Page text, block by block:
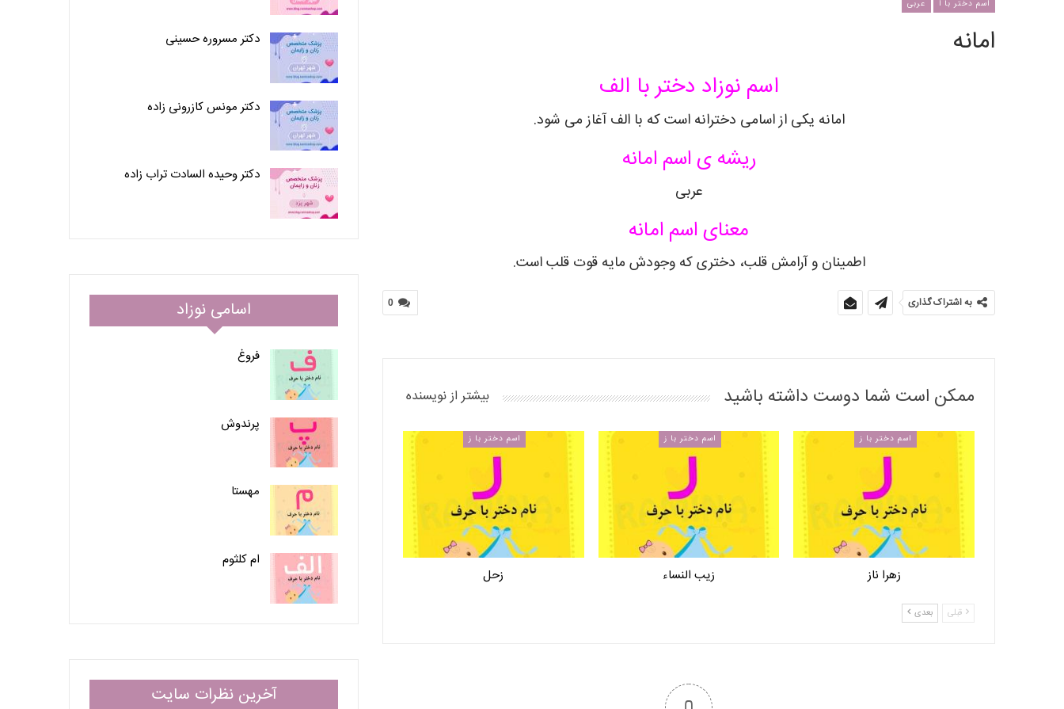
اسم دختر با ا عربی
امانه
اسم نوزاد دختر با الف
امانه یکی از اسامی دخترانه است که با الف آغاز می شود.
ریشه ی اسم امانه
عربی
معنای اسم امانه
اطمینان و آرامش قلب، دختری که وجودش مایه قوت قلب است.
0 به اشتراک گذاری
ممکن است شما دوست داشته باشید بیشتر از نویسنده
اسم دختر با ز
زهرا ناز
اسم دختر با ز
زیب النساء
اسم دختر با ز
زحل
قبلی بعدی
دکتر مسروره حسینی
دکتر مونس کازرونی زاده
دکتر وحیده السادت تراب زاده
اسامی نوزاد
فروغ
پرندوش
مهستا
ام کلثوم
آخرین نظرات سایت